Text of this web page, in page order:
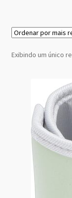
Exibindo um único